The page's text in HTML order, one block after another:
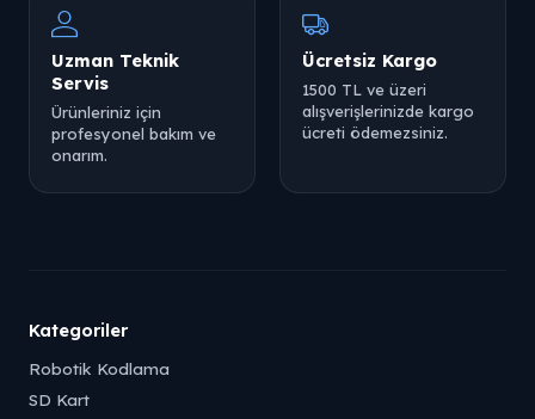
Uzman Teknik
Servis
Ürünleriniz için
profesyonel bakım ve
onarım.
Ücretsiz Kargo
1500 TL ve üzeri
alışverişlerinizde kargo
ücreti ödemezsiniz.
Kategoriler
Robotik Kodlama
SD Kart